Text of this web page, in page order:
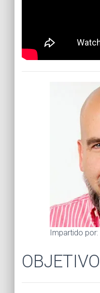
Impartido por: